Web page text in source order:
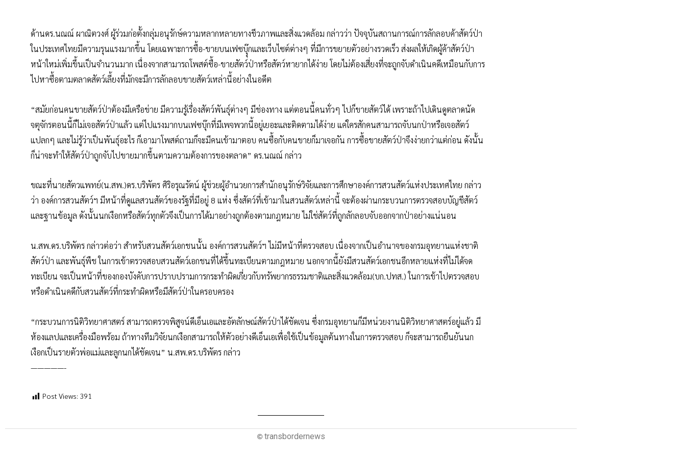
ด้านดร.นณณ์ ผาณิตวงศ์ ผู้ร่วมก่อตั้งกลุ่มอนุรักษ์ความหลากหลายทางชีวภาพและสิ่งแวดล้อม กล่าวว่า ปัจจุบันสถานการณ์การลักลอบค้าสัตว์ป่า
ในประเทศไทยมีความรุนแรงมากขึ้น โดยเฉพาะการซื้อ-ขายบนเฟซบุุ๊กและเว็บไซต์ต่างๆ ที่มีการขยายตัวอย่างรวดเร็ว ส่งผลให้เกิดผู้ค้าสัตว์ป่า
หน้าใหม่เพิ่มขึ้นเป็นจำนวนมาก เนื่องจากสามารถโพสต์ซื้อ-ขายสัตว์ป่าหรือสัตว์หายากได้ง่าย โดยไม่ต้องเสี่ยงที่จะถูกจับดำเนินคดีเหมือนกับการ
ไปหาซื้อตามตลาดสัตว์เลี้ยงที่มักจะมีการลักลอบขายสัตว์เหล่านี้อย่างในอดีต
“สมัยก่อนคนขายสัตว์ป่าต้องมีเครือข่าย มีความรู้เรื่องสัตว์พันธุ์ต่างๆ มีช่องทาง แต่ตอนนี้คนทั่วๆ ไปก็ขายสัตว์ได้ เพราะถ้าไปเดินดูตลาดนัด
จตุจักรตอนนี้ก็ไม่เจอสัตว์ป่าแล้ว แต่ไปแรงมากบนเฟซบุ๊กที่มีเพจพวกนี้อยู่เยอะและติดตามได้ง่าย แค่ใครสักคนสามารถจับนกป่าหรือเจอสัตว์
แปลกๆ และไม่รู้ว่าเป็นพันธุ์อะไร ก็เอามาโพสต์ถามก็จะมีคนเข้ามาตอบ คนซื้อกับคนขายก็มาเจอกัน การซื้อขายสัตว์ป่าจึงง่ายกว่าแต่ก่อน ดังนั้น
ก็น่าจะทำให้สัตว์ป่าถูกจับไปขายมากขึ้นตามความต้องการของตลาด” ดร.นณณ์ กล่าว
ขณะที่นายสัตวแพทย์(น.สพ.)ดร.บริพัตร ศิริอรุณรัตน์ ผู้ช่วยผู้อำนวยการสำนักอนุรักษ์วิจัยและการศึกษาองค์การสวนสัตว์แห่งประเทศไทย กล่าว
ว่า องค์การสวนสัตว์ฯ มีหน้าที่ดูแลสวนสัตว์ของรัฐที่มีอยู่ 8 แห่ง ซึ่งสัตว์ที่เข้ามาในสวนสัตว์เหล่านี้ จะต้องผ่านกระบวนการตรวจสอบบัญชีสัตว์
และฐานข้อมูล ดังนั้นนกเงือกหรือสัตว์ทุกตัวจึงเป็นการได้มาอย่างถูกต้องตามกฎหมาย ไม่ใช่สัตว์ที่ถูกลักลอบจับออกจากป่าอย่างแน่นอน
น.สพ.ดร.บริพัตร กล่าวต่อว่า สำหรับสวนสัตว์เอกชนนั้น องค์การสวนสัตว์ฯ ไม่มีหน้าที่ตรวจสอบ เนื่องจากเป็นอำนาจของกรมอุทยานแห่งชาติ
สัตว์ป่า และพันธุ์พืช ในการเข้าตรวจสอบสวนสัตว์เอกชนที่ได้ขึ้นทะเบียนตามกฎหมาย นอกจากนี้ยังมีสวนสัตว์เอกชนอีกหลายแห่งที่ไม่ได้จด
ทะเบียน จะเป็นหน้าที่ของกองบังคับการปราบปรามการกระทำผิดเกี่ยวกับทรัพยากรธรรมชาติและสิ่งแวดล้อม(บก.ปทส.) ในการเข้าไปตรวจสอบ
หรือดำเนินคดีกับสวนสัตว์ที่กระทำผิดหรือมีสัตว์ป่าในครอบครอง
“กระบวนการนิติวิทยาศาสตร์ สามารถตรวจพิสูจน์ดีเอ็นเอและอัตลักษณ์สัตว์ป่าได้ชัดเจน ซึ่งกรมอุทยานก็มีหน่วยงานนิติวิทยาศาสตร์อยู่แล้ว มี
ห้องแลปและเครื่องมือพร้อม ถ้าทางทีมวิจัยนกเงือกสามารถให้ตัวอย่างดีเอ็นเอเพื่อใช้เป็นข้อมูลต้นทางในการตรวจสอบ ก็จะสามารถยืนยันนก
เงือกเป็นรายตัวพ่อแม่และลูกนกได้ชัดเจน” น.สพ.ดร.บริพัตร กล่าว
—————-
Post Views: 391
© transbordernews